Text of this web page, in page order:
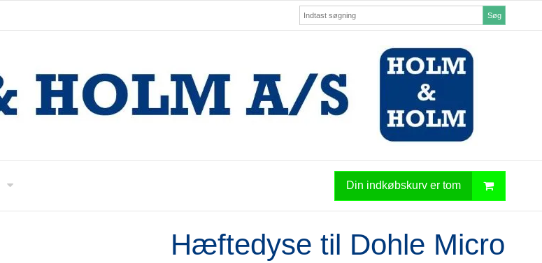
Søg
Din indkøbskurv er tom
Hæftedyse til Dohle Micro